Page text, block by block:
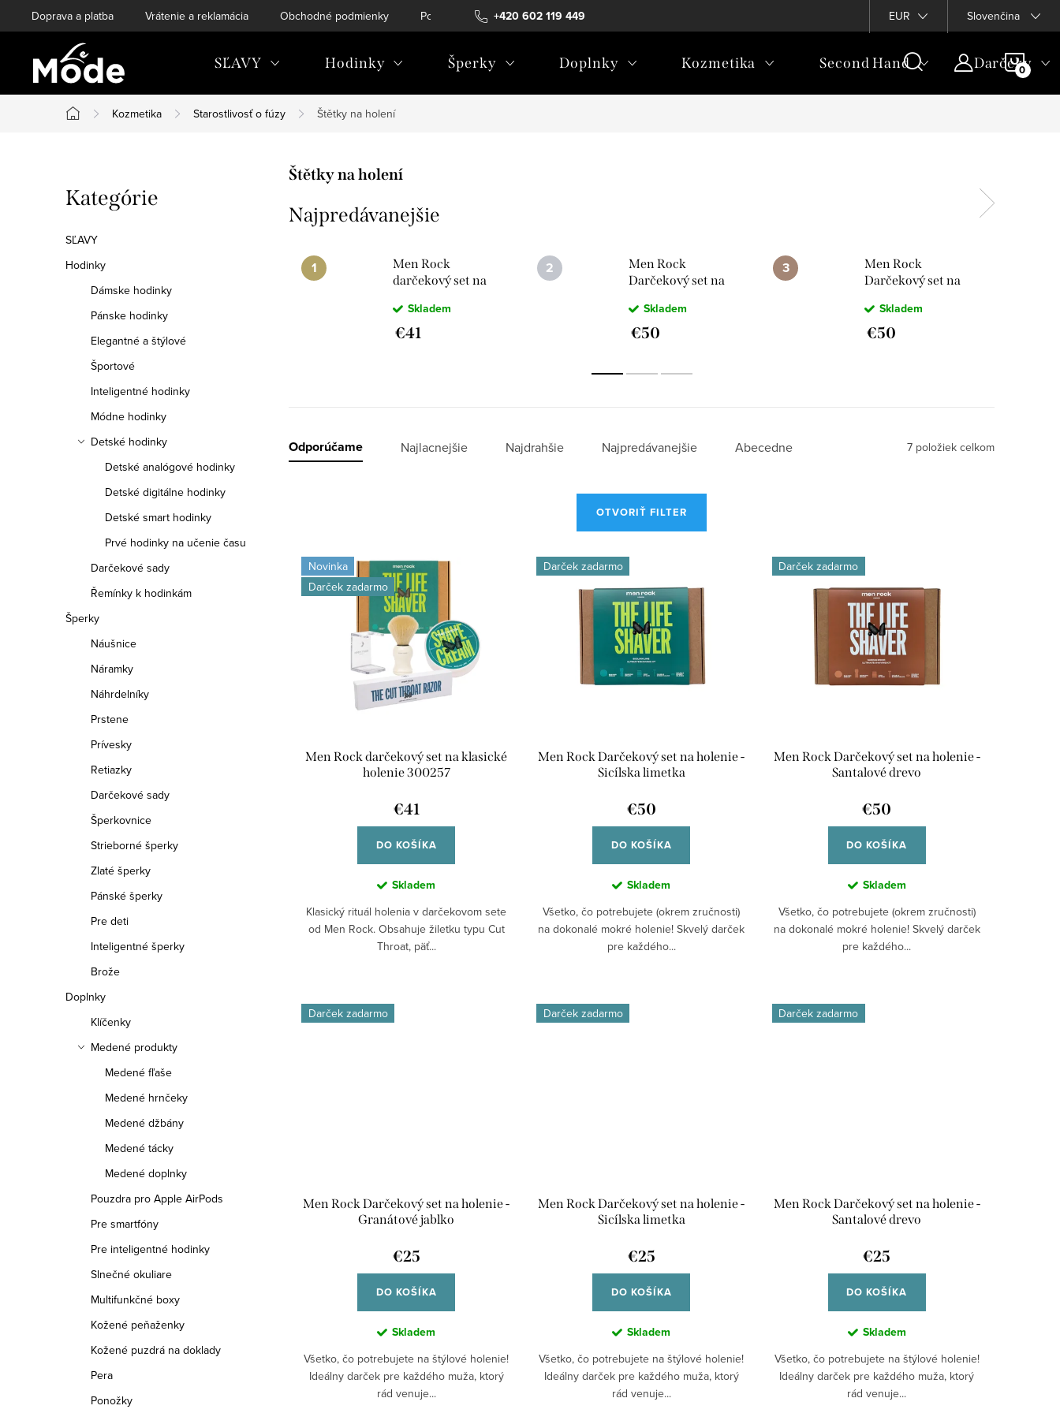
na
+420 602 119 449
Doprava a platba Vrátenie a reklamácia Obchodné podmienky Podmienky ochrany osobných údajov EUR Slovenčina
SĽAVY Hodinky Šperky Doplnky Kozmetika Second Hand Darčeky
Domov
Kozmetika Starostlivosť o fúzy Štětky na holení
o
č
n
Preskočiť
kategórie
Kategórie
SĽAVY
Hodinky
Dámske hodinky
Pánske hodinky
Elegantné a štýlové
Športové
Inteligentné hodinky
Módne hodinky
Detské hodinky
Detské analógové hodinky
Detské digitálne hodinky
Detské smart hodinky
Prvé hodinky na učenie času
Darčekové sady
Řemínky k hodinkám
Šperky
Náušnice
Náramky
Náhrdelníky
Prstene
Prívesky
Retiazky
Darčekové sady
Šperkovnice
Strieborné šperky
Zlaté šperky
Pánské šperky
Pre deti
Inteligentné šperky
Brože
Doplnky
Klíčenky
Medené produkty
Medené fľaše
Medené hrnčeky
Medené džbány
Medené tácky
Medené doplnky
Pouzdra pro Apple AirPods
Pre smartfóny
Pre inteligentné hodinky
Slnečné okuliare
Multifunkčné boxy
Kožené peňaženky
Kožené puzdrá na doklady
Pera
Ponožky
Štětky na holení
Najpredávanejšie
Men Rock
darčekový set na
300257
Skladem
€41
Men Rock
Darčekový set na
limetka
Skladem
€50
Men Rock
Darčekový set na
Santalové drevo
Skladem
€50
R
n
Odporúčame Najlacnejšie Najdrahšie Najpredávanejšie Abecedne 7 položiek celkom
OTVORIŤ FILTER
VNovinka
Darček zadarmo
Men Rock darčekový set na klasické
holenie 300257
€41
DO KOŠÍKA
Skladem
Klasický rituál holenia v darčekovom sete
od Men Rock. Obsahuje žiletku typu Cut
Throat, päť...
Darček zadarmo
Men Rock Darčekový set na holenie -
Sicílska limetka
€50
DO KOŠÍKA
Skladem
Všetko, čo potrebujete (okrem zručnosti)
na dokonalé mokré holenie! Skvelý darček
pre každého...
Darček zadarmo
Men Rock Darčekový set na holenie -
Santalové drevo
€50
DO KOŠÍKA
Skladem
Všetko, čo potrebujete (okrem zručnosti)
na dokonalé mokré holenie! Skvelý darček
pre každého...
Darček zadarmo
Men Rock Darčekový set na holenie -
Granátové jablko
€25
DO KOŠÍKA
Skladem
Všetko, čo potrebujete na štýlové holenie!
Ideálny darček pre každého muža, ktorý
rád venuje...
Darček zadarmo
Men Rock Darčekový set na holenie -
Sicílska limetka
€25
DO KOŠÍKA
Skladem
Všetko, čo potrebujete na štýlové holenie!
Ideálny darček pre každého muža, ktorý
rád venuje...
Darček zadarmo
Men Rock Darčekový set na holenie -
Santalové drevo
€25
DO KOŠÍKA
Skladem
Všetko, čo potrebujete na štýlové holenie!
Ideálny darček pre každého muža, ktorý
rád venuje...